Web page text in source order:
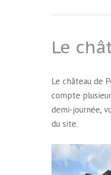
Le
Le château de
compte
demi-journée,
du site.